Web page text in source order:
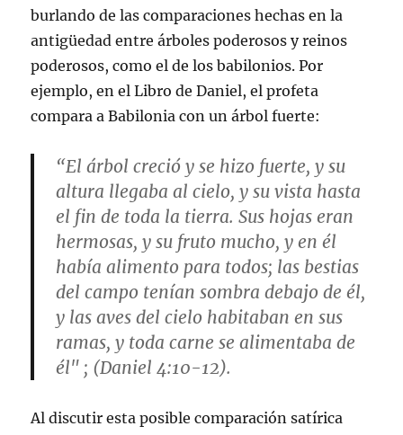
burlando de las comparaciones hechas en la
antigüedad entre árboles poderosos y reinos
poderosos, como el de los babilonios. Por
ejemplo, en el Libro de Daniel, el profeta
compara a Babilonia con un árbol fuerte:
“El árbol creció y se hizo fuerte, y su
altura llegaba al cielo, y su vista hasta
el fin de toda la tierra. Sus hojas eran
hermosas, y su fruto mucho, y en él
había alimento para todos; las bestias
del campo tenían sombra debajo de él,
y las aves del cielo habitaban en sus
ramas, y toda carne se alimentaba de
él" ; (Daniel 4:10-12).
Al discutir esta posible comparación satírica